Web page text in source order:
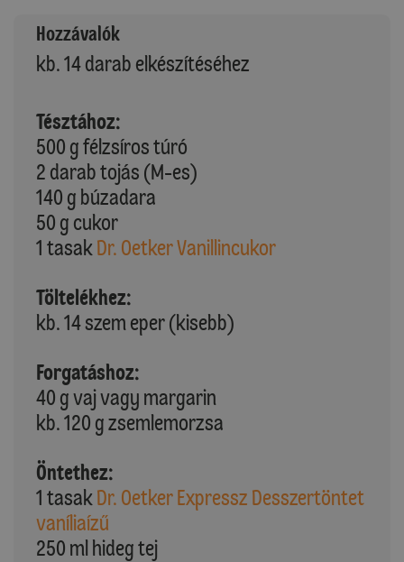
Hozzávalók
kb. 14 darab elkészítéséhez
Tésztához:
500 g félzsíros túró
2 darab tojás (M-es)
140 g búzadara
50 g cukor
1 tasak Dr. Oetker Vanillincukor
Töltelékhez:
kb. 14 szem eper (kisebb)
Forgatáshoz:
40 g vaj vagy margarin
kb. 120 g zsemlemorzsa
Öntethez:
1 tasak Dr. Oetker Expressz Desszertöntet
vaníliaízű
250 ml hideg tej